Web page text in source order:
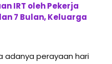
IRT oleh Pekerja
7 Bulan, Keluarga
adanya perayaan hari